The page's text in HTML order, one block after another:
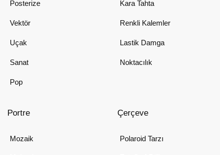
Posterize
Vektör
Uçak
Sanat
Pop
Kara Tahta
Renkli Kalemler
Lastik Damga
Noktacılık
Portre
Mozaik
Çerçeve
Polaroid Tarzı